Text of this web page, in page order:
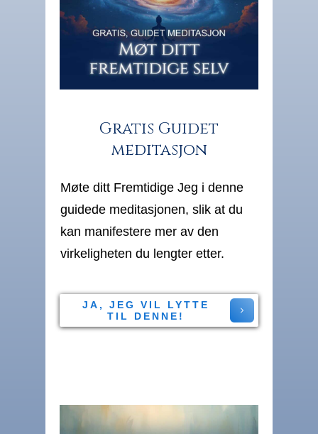
Gratis Guidet
meditasjon
Møte ditt Fremtidige Jeg i denne
guidede meditasjonen, slik at du
kan manifestere mer av den
virkeligheten du lengter etter.
JA, JEG VIL LYTTE
TIL DENNE!